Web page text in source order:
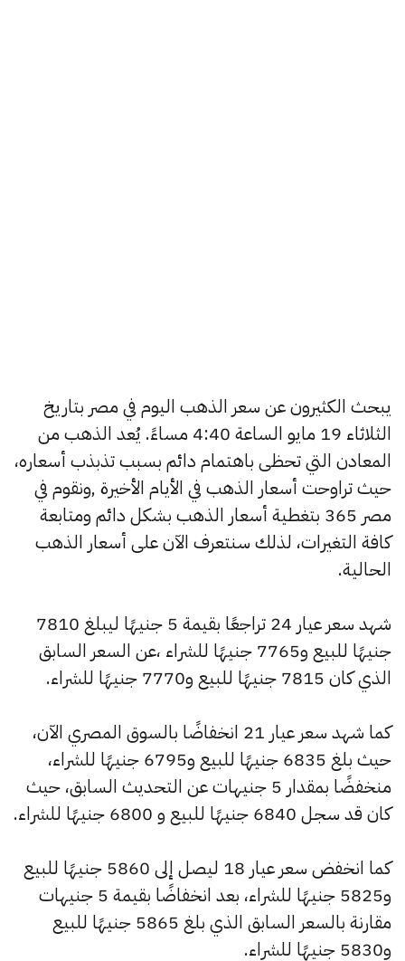
يبحث الكثيرون عن سعر الذهب اليوم في مصر بتاريخ
الثلاثاء 19 مايو الساعة 4:40 مساءً. يُعد الذهب من
المعادن التي تحظى باهتمام دائم بسبب تذبذب أسعاره،
حيث تراوحت أسعار الذهب في الأيام الأخيرة ,ونقوم في
مصر 365 بتغطية أسعار الذهب بشكل دائم ومتابعة
كافة التغيرات، لذلك سنتعرف الآن على أسعار الذهب
الحالية.
شهد سعر عيار 24 تراجعًا بقيمة 5 جنيهًا ليبلغ 7810
جنيهًا للبيع و7765 جنيهًا للشراء ،عن السعر السابق
الذي كان 7815 جنيهًا للبيع و7770 جنيهًا للشراء.
كما شهد سعر عيار 21 انخفاضًا بالسوق المصري الآن،
حيث بلغ 6835 جنيهًا للبيع و6795 جنيهًا للشراء،
منخفضًا بمقدار 5 جنيهات عن التحديث السابق، حيث
كان قد سجل 6840 جنيهًا للبيع و 6800 جنيهًا للشراء.
كما انخفض سعر عيار 18 ليصل إلى 5860 جنيهًا للبيع
و5825 جنيهًا للشراء، بعد انخفاضًا بقيمة 5 جنيهات
مقارنة بالسعر السابق الذي بلغ 5865 جنيهًا للبيع
و5830 جنيهًا للشراء.